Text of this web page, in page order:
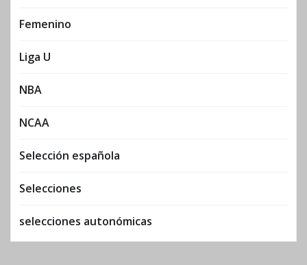
Femenino
Liga U
NBA
NCAA
Selección española
Selecciones
selecciones autonómicas